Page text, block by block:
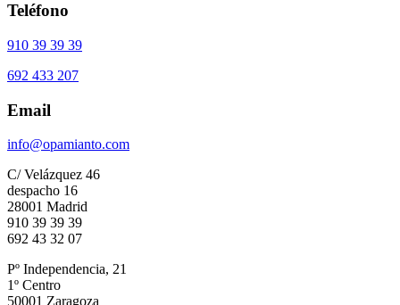
Teléfono
910 39 39 39
692 433 207
Email
info@opamianto.com
C/ Velázquez 46
despacho 16
28001 Madrid
910 39 39 39
692 43 32 07
Pº Independencia, 21
1º Centro
50001 Zaragoza